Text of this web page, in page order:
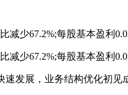
少67.2%;每股基本盈利
少67.2%;每股基本盈利
发展，业务结构优化初见